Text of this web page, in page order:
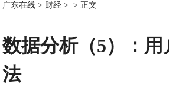
广东在线 > 财经 > > 正文
数据分析（5）：
法